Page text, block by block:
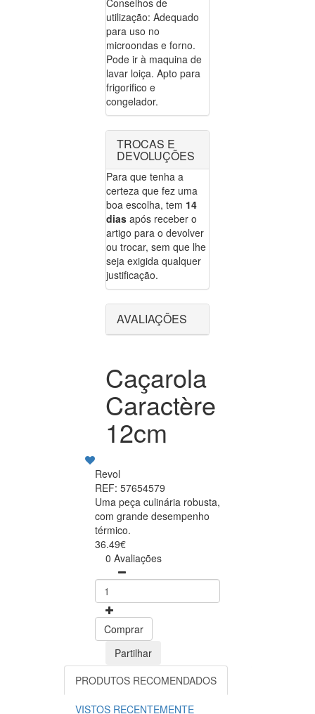
Conselhos de
utilização: Adequado
para uso no
microondas e forno.
Pode ir à maquina de
lavar loiça. Apto para
frigorifico e
congelador.
TROCAS E
DEVOLUÇÕES
Para que tenha a
certeza que fez uma
boa escolha, tem 14
dias após receber o
artigo para o devolver
ou trocar, sem que lhe
seja exigida qualquer
justificação.
AVALIAÇÕES
Caçarola
Caractère
12cm
Revol
REF: 57654579
Uma peça culinária robusta,
com grande desempenho
térmico.
36.49€
0 Avaliações
Comprar
Partilhar
PRODUTOS RECOMENDADOS
VISTOS RECENTEMENTE